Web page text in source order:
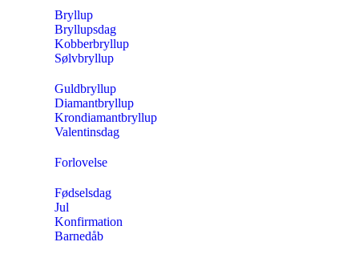
Bryllup
Bryllupsdag
Kobberbryllup
Sølvbryllup
Guldbryllup
Diamantbryllup
Krondiamantbryllup
Valentinsdag
Forlovelse
Fødselsdag
Jul
Konfirmation
Barnedåb